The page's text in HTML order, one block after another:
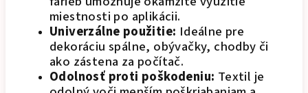
miestnosti po aplikácii.
Univerzálne použitie: Ideálne pre
dekoráciu spálne, obývačky, chodby či
ako zástena za počítač.
Odolnosť proti poškodeniu: Textil je